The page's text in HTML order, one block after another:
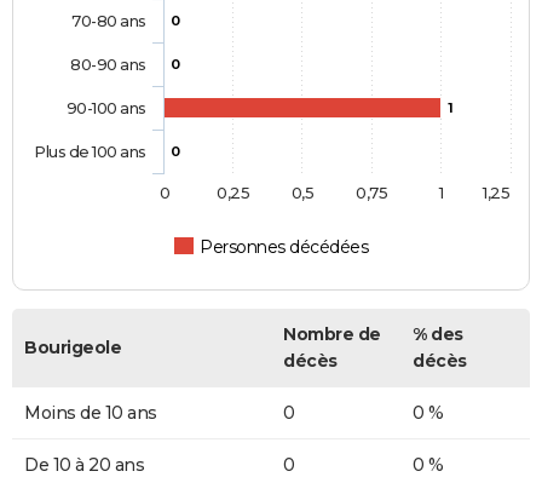
0
0
1
0
Personnes décédées
70-80 ans
80-90 ans
90-100 ans
Plus de 100 ans
0 1
0,25 0,5 0,75 1,25
Bourigeole
Nombre de
décès
% des
décès
Moins de 10 ans 0 0 %
De 10 à 20 ans 0 0 %